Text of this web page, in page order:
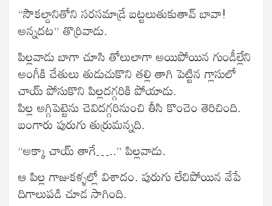
“సౌకల్దానితోని సరసమాడ్రే బట్టలుతుకుతావ్ బావా!
అన్నదట” తొర్రివాడు.
పిల్లవాడు బాగా చూసి తోలులాగా అయిపోయిన గుండీల్లేని
అంగీకి చేతులు తుడుచుకొని తల్లి తాగి పెట్టిన గ్లాసులో
చాయ్ పోసుకొని పిల్లదగ్గరికి పోయాడు.
పిల్ల అగ్గిపెట్టెను చెవిదగ్గరినుంచి తీసి కొంచెం తెరిచింది.
బంగారు పురుగు తుర్రుమన్నది.
“అక్కా చాయ్ తాగే…..” పిల్లవాడు.
ఆ పిల్ల గాజుకళ్ళల్లో విశాదం. పురుగు లేచిపోయిన వేపే
దిగాలుపడి చూడ సాగింది.